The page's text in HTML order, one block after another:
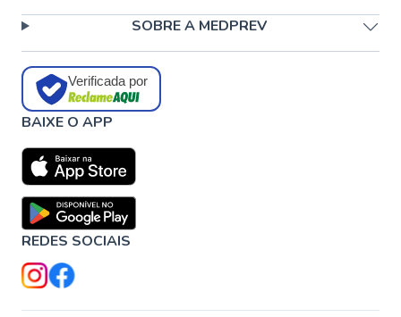
SOBRE A MEDPREV
Verificada por
BAIXE O APP
REDES SOCIAIS